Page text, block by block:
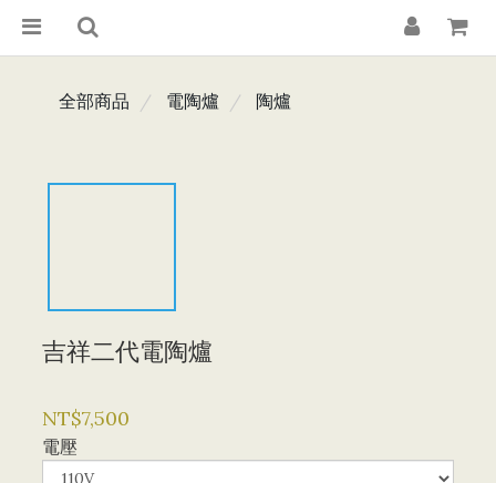
全部商品 電陶爐 陶爐
吉祥二代電陶爐
NT$7,500
電壓